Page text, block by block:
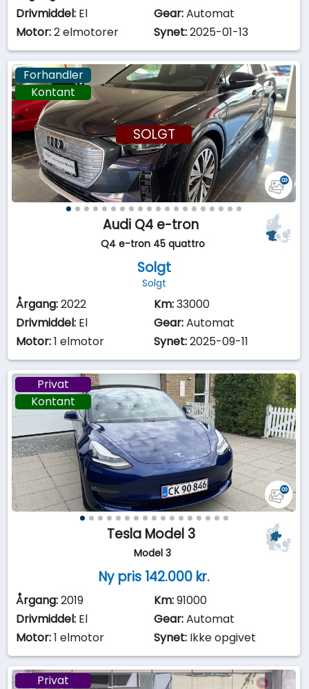
Drivmiddel: El Gear:Automat
Motor:2 elmotorer Synet:2025-01-13
Kontant
Forhandler
SOLGT
Audi Q4 e-tron
Q4 e-tron 45 quattro
Solgt
Solgt
Årgang:2022 Km:33000
Drivmiddel: El Gear:Automat
Motor:1 elmotor Synet:2025-09-11
Kontant
Privat
Tesla Model 3
Model 3
Ny pris 142.000 kr.
Årgang:2019 Km:91000
Drivmiddel: El Gear:Automat
Motor:1 elmotor Synet: Ikke opgivet
Privat